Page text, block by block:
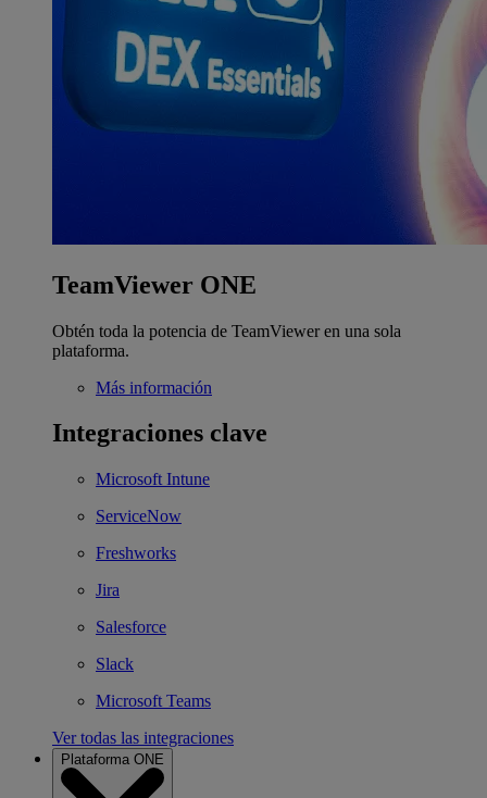
TeamViewer ONE
Obtén toda la potencia de TeamViewer en una sola
plataforma.
Más información
Integraciones clave
Microsoft Intune
ServiceNow
Freshworks
Jira
Salesforce
Slack
Microsoft Teams
Ver todas las integraciones
Plataforma ONE